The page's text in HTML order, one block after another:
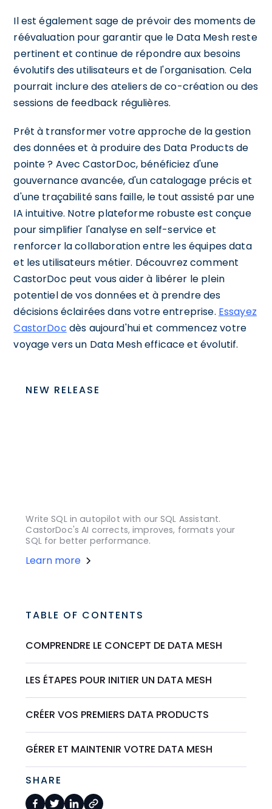
Il est également sage de prévoir des moments de
réévaluation pour garantir que le Data Mesh reste
pertinent et continue de répondre aux besoins
évolutifs des utilisateurs et de l'organisation. Cela
pourrait inclure des ateliers de co-création ou des
sessions de feedback régulières.
Prêt à transformer votre approche de la gestion
des données et à produire des Data Products de
pointe ? Avec CastorDoc, bénéficiez d'une
gouvernance avancée, d'un catalogage précis et
d'une traçabilité sans faille, le tout assisté par une
IA intuitive. Notre plateforme robuste est conçue
pour simplifier l'analyse en self-service et
renforcer la collaboration entre les équipes data
et les utilisateurs métier. Découvrez comment
CastorDoc peut vous aider à libérer le plein
potentiel de vos données et à prendre des
décisions éclairées dans votre entreprise. Essayez
CastorDoc dès aujourd'hui et commencez votre
voyage vers un Data Mesh efficace et évolutif.
NEW RELEASE
Write SQL in autopilot with our SQL Assistant.
CastorDoc's AI corrects, improves, formats your
SQL for better performance.
Learn more
TABLE OF CONTENTS
COMPRENDRE LE CONCEPT DE DATA MESH
LES ÉTAPES POUR INITIER UN DATA MESH
CRÉER VOS PREMIERS DATA PRODUCTS
GÉRER ET MAINTENIR VOTRE DATA MESH
SHARE